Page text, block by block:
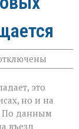
перемену»:
это
но и на
По данным
въезд